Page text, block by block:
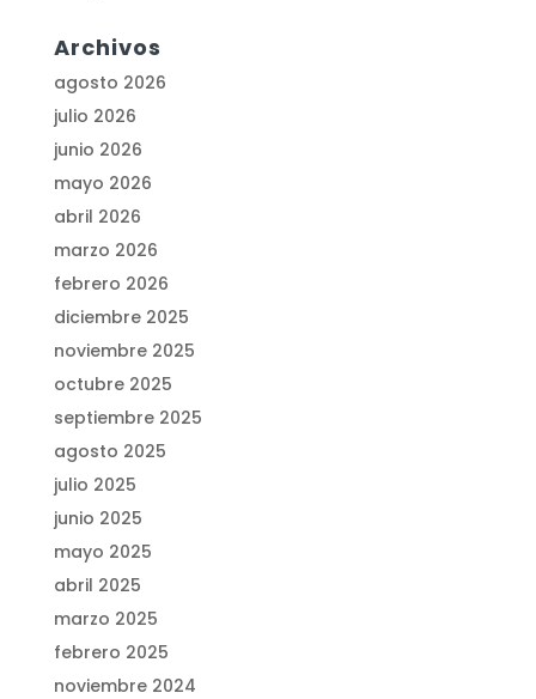
Archivos
agosto 2026
julio 2026
junio 2026
mayo 2026
abril 2026
marzo 2026
febrero 2026
diciembre 2025
noviembre 2025
octubre 2025
septiembre 2025
agosto 2025
julio 2025
junio 2025
mayo 2025
abril 2025
marzo 2025
febrero 2025
noviembre 2024